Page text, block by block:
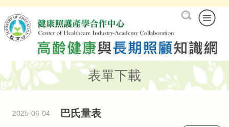
表單下載
2025-06-04 巴氏量表